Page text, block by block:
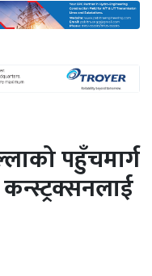
पहुँचमार्ग
कन्स्ट्रक्सनलाई